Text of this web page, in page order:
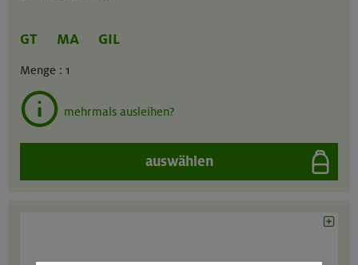
GT MA GIL
Menge : 1
mehrmals ausleihen?
auswählen